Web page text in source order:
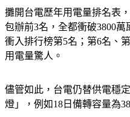
攤開台電歷年用電量排名表
包辦前3名，全都衝破3800
衝入排行榜第5名；第6名、
用電量驚人。
儘管如此，台電仍替供電穩
燈」，例如18日備轉容量為